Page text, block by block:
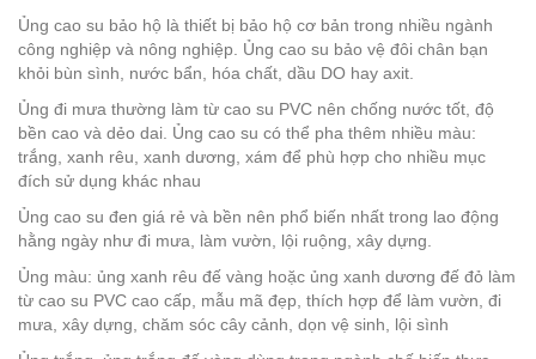
Ủng cao su bảo hộ là thiết bị bảo hộ cơ bản trong nhiều ngành
công nghiệp và nông nghiệp. Ủng cao su bảo vệ đôi chân bạn
khỏi bùn sình, nước bẩn, hóa chất, dầu DO hay axit.
Ủng đi mưa thường làm từ cao su PVC nên chống nước tốt, độ
bền cao và dẻo dai. Ủng cao su có thể pha thêm nhiều màu:
trắng, xanh rêu, xanh dương, xám để phù hợp cho nhiều mục
đích sử dụng khác nhau
Ủng cao su đen giá rẻ và bền nên phổ biến nhất trong lao động
hằng ngày như đi mưa, làm vườn, lội ruộng, xây dựng.
Ủng màu: ủng xanh rêu đế vàng hoặc ủng xanh dương đế đỏ làm
từ cao su PVC cao cấp, mẫu mã đẹp, thích hợp để làm vườn, đi
mưa, xây dựng, chăm sóc cây cảnh, dọn vệ sinh, lội sình